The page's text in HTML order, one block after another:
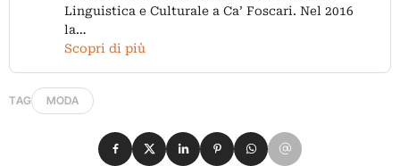
Linguistica e Culturale a Ca’ Foscari. Nel 2016
la…
Scopri di più
TAG MODA
Condividi su Facebook
Condividi su X
Condividi su LinkedIn
Condividi su Pinterest
Condividi su WhatsApp
Condividi su Email